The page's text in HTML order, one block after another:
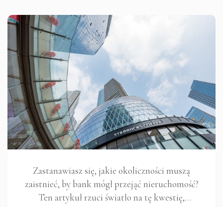
Zastanawiasz się, jakie okoliczności muszą
zaistnieć, by bank mógł przejąć nieruchomość?
Ten artykuł rzuci światło na tę kwestię,